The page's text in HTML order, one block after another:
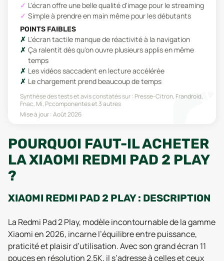
L'écran offre une belle qualité d'image pour le streaming
Simple à prendre en main même pour les débutants
POINTS FAIBLES
L'écran tactile manque de réactivité à la navigation
Ça ralentit dès qu'on ouvre plusieurs applis en même
temps
Les vidéos saccadent en lecture accélérée
Le chargement prend beaucoup de temps
Synthèse des tests et avis constatés sur : Presse-Citron, Frandroid,
Fnac, Mi, Pccomponenteset 3 autres
Mise à jour :Août 2026
POURQUOI FAUT-IL ACHETER
LA XIAOMI REDMI PAD 2 PLAY
?
XIAOMI REDMI PAD 2 PLAY : DESCRIPTION
La Redmi Pad 2 Play, modèle incontournable de la gamme
Xiaomi en 2026, incarne l’équilibre entre puissance,
praticité et plaisir d’utilisation. Avec son grand écran 11
pouces en résolution 2.5K, il s’adresse à celles et ceux